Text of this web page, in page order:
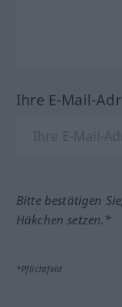
Ihre E-Mail-
Bitte bestätigen
Häkchen setzen.*
*Pflichtfeld